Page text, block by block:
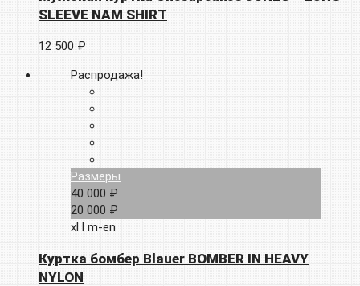
SLEEVE NAM SHIRT
12 500 ₽
Распродажа!
Размеры
40 000 ₽
20 000 ₽
xl l m-en
Куртка бомбер Blauer BOMBER IN HEAVY
NYLON